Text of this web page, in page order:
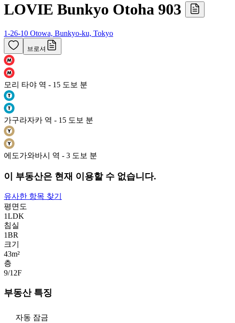
LOVIE Bunkyo Otoha 903
1-26-10 Otowa, Bunkyo-ku, Tokyo
브로셔
모리 타야 역 - 15 도보 분
가구라자카 역 - 15 도보 분
에도가와바시 역 - 3 도보 분
이 부동산은 현재 이용할 수 없습니다.
유사한 항목 찾기
평면도
1LDK
침실
1BR
크기
43m²
층
9/12F
부동산 특징
자동 잠금